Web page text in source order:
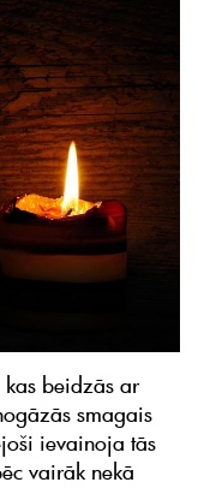
beidzās ar
smagais
ievainoja tās
vairāk nekā